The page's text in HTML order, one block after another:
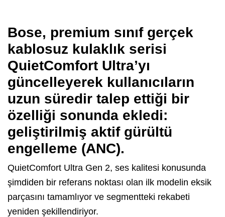
Bose, premium sınıf gerçek
kablosuz kulaklık serisi
QuietComfort Ultra’yı
güncelleyerek kullanıcıların
uzun süredir talep ettiği bir
özelliği sonunda ekledi:
geliştirilmiş aktif gürültü
engelleme (ANC).
QuietComfort Ultra Gen 2, ses kalitesi konusunda
şimdiden bir referans noktası olan ilk modelin eksik
parçasını tamamlıyor ve segmentteki rekabeti
yeniden şekillendiriyor.